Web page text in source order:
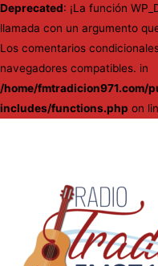
Deprecated: ¡La función
llamada con un argumento
Los comentarios
navegadores compatibles. in
/home/fmtradicion971.com/
includes/functions.php on